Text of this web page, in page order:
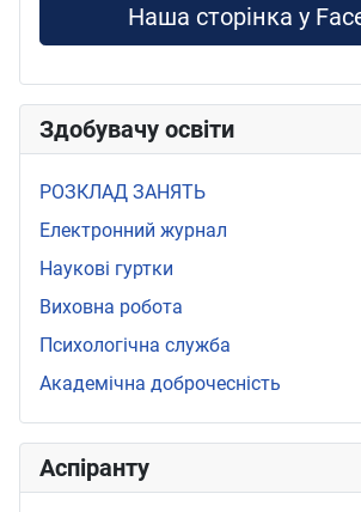
Наша сторінка у
Здобувачу освіти
РОЗКЛАД ЗАНЯТЬ
Електронний журнал
Наукові гуртки
Виховна робота
Психологічна служба
Академічна доброчесність
Аспіранту